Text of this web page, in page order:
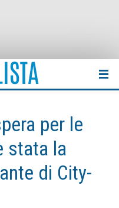
per le
stata la
di City-